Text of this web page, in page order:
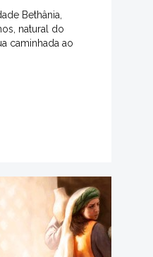
Bethânia,
natural do
caminhada ao